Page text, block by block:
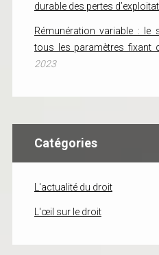
durable des pertes
Rémunération variable :
tous les paramètres fixant
2023
Catégories
L'actualité du droit
L'œil sur le droit